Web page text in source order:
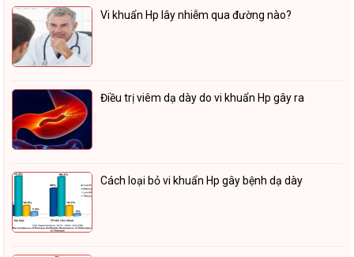
Vi khuẩn Hp lây nhiễm qua đường nào?
Điều trị viêm dạ dày do vi khuẩn Hp gây ra
Cách loại bỏ vi khuẩn Hp gây bệnh dạ dày